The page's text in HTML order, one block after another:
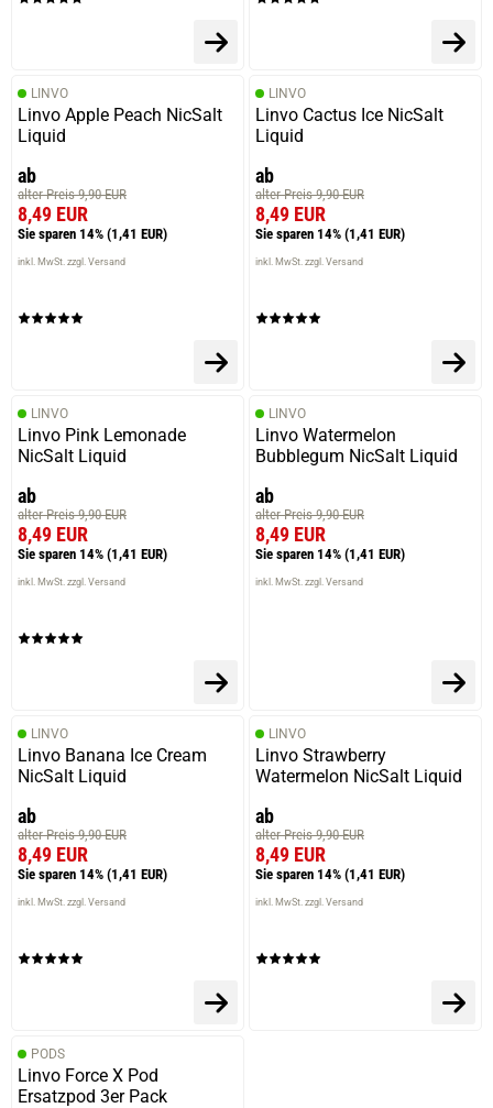
LINVO
Linvo Apple Peach NicSalt
Liquid
ab
alter Preis 9,90 EUR
8,49 EUR
Sie sparen 14% (1,41 EUR)
inkl. MwSt. zzgl. Versand
LINVO
Linvo Cactus Ice NicSalt
Liquid
ab
alter Preis 9,90 EUR
8,49 EUR
Sie sparen 14% (1,41 EUR)
inkl. MwSt. zzgl. Versand
LINVO
Linvo Pink Lemonade
NicSalt Liquid
ab
alter Preis 9,90 EUR
8,49 EUR
Sie sparen 14% (1,41 EUR)
inkl. MwSt. zzgl. Versand
LINVO
Linvo Watermelon
Bubblegum NicSalt Liquid
ab
alter Preis 9,90 EUR
8,49 EUR
Sie sparen 14% (1,41 EUR)
inkl. MwSt. zzgl. Versand
LINVO
Linvo Banana Ice Cream
NicSalt Liquid
ab
alter Preis 9,90 EUR
8,49 EUR
Sie sparen 14% (1,41 EUR)
inkl. MwSt. zzgl. Versand
LINVO
Linvo Strawberry
Watermelon NicSalt Liquid
ab
alter Preis 9,90 EUR
8,49 EUR
Sie sparen 14% (1,41 EUR)
inkl. MwSt. zzgl. Versand
PODS
Linvo Force X Pod
Ersatzpod 3er Pack